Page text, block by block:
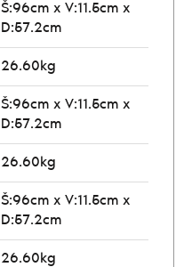
Š:96cm x V:11.5cm x
D:57.2cm
26.60kg
Š:96cm x V:11.5cm x
D:57.2cm
26.60kg
Š:96cm x V:11.5cm x
D:57.2cm
26.60kg